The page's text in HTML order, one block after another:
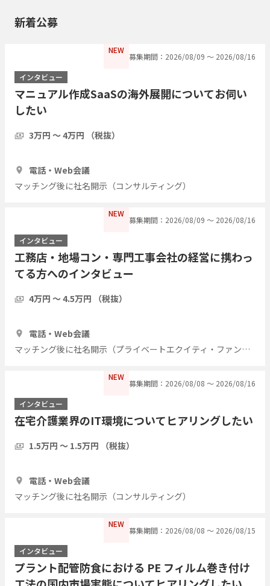
新着公募
NEW
募集期間：2026/08/09 〜 2026/08/16
インタビュー
マニュアル作成SaaSの海外展開についてお伺い
したい
3万円 〜 4万円 （税抜）
電話・Web会議
マッチング後に社名開示（コンサルティング）
NEW
募集期間：2026/08/09 〜 2026/08/16
インタビュー
工務店・地場コン・専門工事会社の経営に携わっ
てる方へのインタビュー
4万円 〜 4.5万円 （税抜）
電話・Web会議
マッチング後に社名開示（プライベートエクイティ・ファンド）
NEW
募集期間：2026/08/08 〜 2026/08/16
インタビュー
在宅介護業界のIT環境についてヒアリングしたい
1.5万円 〜 1.5万円 （税抜）
電話・Web会議
マッチング後に社名開示（コンサルティング）
NEW
募集期間：2026/08/08 〜 2026/08/15
インタビュー
プラント配管防食における PE フィルム巻き付け